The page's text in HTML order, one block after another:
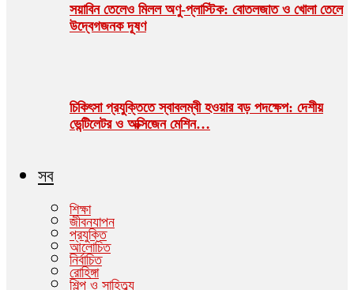
সয়াবিন তেলেও মিলল অণু-প্লাস্টিক: বোতলজাত ও খোলা তেলে
উদ্বেগজনক দূষণ
চিকিৎসা প্রযুক্তিতে স্বাবলম্বী হওয়ার বড় পদক্ষেপ: দেশীয়
ভেন্টিলেটর ও অক্সিজেন মেশিন…
সব
শিক্ষা
জীবনযাপন
প্রযুক্তি
আলোচিত
নির্বাচিত
রোহিঙ্গা
শিল্প ও সাহিত্ব্য